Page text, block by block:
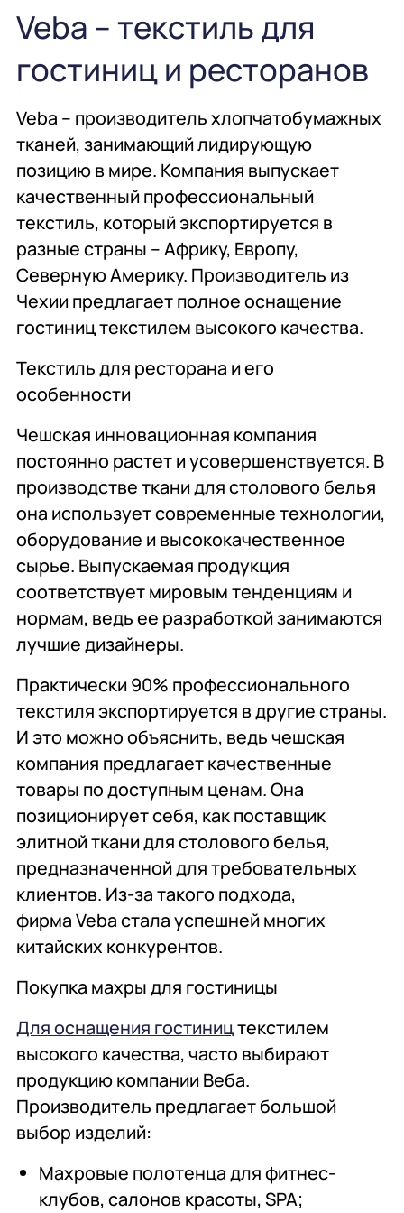
общественного
питания
Подробнее
Профессиональная
химия
Подробнее
Мебель
Подробнее
оснащение
Подробнее
проектирование
Подробнее
Консалтинг
Подробнее
Сервисное
обслуживание
Подробнее
аксессуаров и
запасных частей
Подробнее
Подробнее
Химия
профессиональная
Подробнее
Мебель
Подробнее
профессиональной
кухни
Подробнее
Veba – текстиль для
гостиниц и ресторанов
Veba – производитель хлопчатобумажных
тканей, занимающий лидирующую
позицию в мире. Компания выпускает
качественный профессиональный
текстиль, который экспортируется в
разные страны – Африку, Европу,
Северную Америку. Производитель из
Чехии предлагает полное оснащение
гостиниц текстилем высокого качества.
Текстиль для ресторана и его
особенности
Чешская инновационная компания
постоянно растет и усовершенствуется. В
производстве ткани для столового белья
она использует современные технологии,
оборудование и высококачественное
сырье. Выпускаемая продукция
соответствует мировым тенденциям и
нормам, ведь ее разработкой занимаются
лучшие дизайнеры.
Практически 90% профессионального
текстиля экспортируется в другие страны.
И это можно объяснить, ведь чешская
компания предлагает качественные
товары по доступным ценам. Она
позиционирует себя, как поставщик
элитной ткани для столового белья,
предназначенной для требовательных
клиентов. Из-за такого подхода,
фирма Veba стала успешней многих
китайских конкурентов.
Покупка махры для гостиницы
Для оснащения гостиництекстилем
высокого качества, часто выбирают
продукцию компании Веба.
Производитель предлагает большой
выбор изделий:
Махровые полотенца для фитнес-
клубов, салонов красоты, SPA;